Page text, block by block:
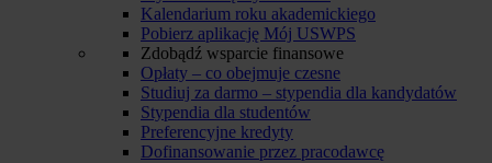
Kalendarium roku akademickiego
Pobierz aplikację Mój USWPS
Zdobądź wsparcie finansowe
Opłaty – co obejmuje czesne
Studiuj za darmo – stypendia dla kandydatów
Stypendia dla studentów
Preferencyjne kredyty
Dofinansowanie przez pracodawcę